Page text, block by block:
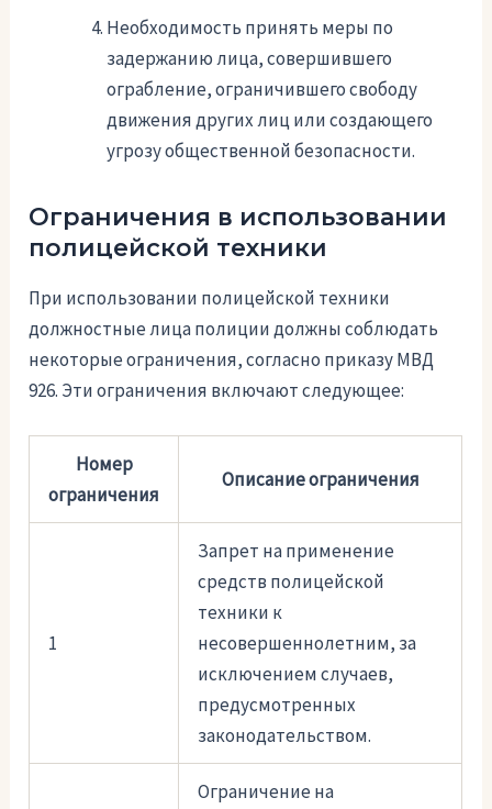
Необходимость принять меры по
задержанию лица, совершившего
ограбление, ограничившего свободу
движения других лиц или создающего
угрозу общественной безопасности.
Ограничения в использовании
полицейской техники
При использовании полицейской техники
должностные лица полиции должны соблюдать
некоторые ограничения, согласно приказу МВД
926. Эти ограничения включают следующее:
Номер
ограничения
Описание ограничения
1
Запрет на применение
средств полицейской
техники к
несовершеннолетним, за
исключением случаев,
предусмотренных
законодательством.
Ограничение на